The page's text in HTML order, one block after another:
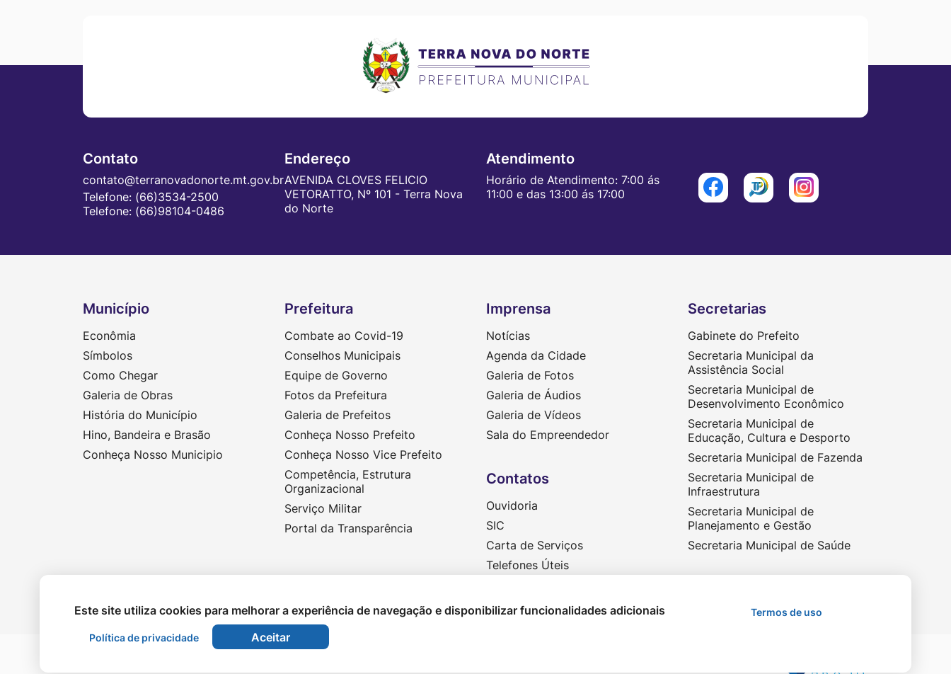
Contato
contato@terranovadonorte.mt.gov.br
Telefone: (66)3534-2500
Telefone: (66)98104-0486
Endereço
AVENIDA CLOVES FELICIO
VETORATTO, Nº 101 - Terra Nova
do Norte
Atendimento
Horário de Atendimento: 7:00 ás
11:00 e das 13:00 ás 17:00
Acessar
a
Acessar
a
Acessar
a
Seção do Rodapé e Contato
Município
Econômia
Símbolos
Como Chegar
Galeria de Obras
História do Município
Hino, Bandeira e Brasão
Conheça Nosso Municipio
Prefeitura
Combate ao Covid-19
Conselhos Municipais
Equipe de Governo
Fotos da Prefeitura
Galeria de Prefeitos
Conheça Nosso Prefeito
Conheça Nosso Vice Prefeito
Competência, Estrutura
Organizacional
Serviço Militar
Portal da Transparência
Imprensa
Notícias
Agenda da Cidade
Galeria de Fotos
Galeria de Áudios
Galeria de Vídeos
Sala do Empreendedor
Contatos
Ouvidoria
SIC
Carta de Serviços
Telefones Úteis
Secretarias
Gabinete do Prefeito
Secretaria Municipal da
Assistência Social
Secretaria Municipal de
Desenvolvimento Econômico
Secretaria Municipal de
Educação, Cultura e Desporto
Secretaria Municipal de Fazenda
Secretaria Municipal de
Infraestrutura
Secretaria Municipal de
Planejamento e Gestão
Secretaria Municipal de Saúde
Este site utiliza cookies para melhorar a experiência de navegação e disponibilizar funcionalidades adicionais Termos de uso
Política de privacidade Aceitar